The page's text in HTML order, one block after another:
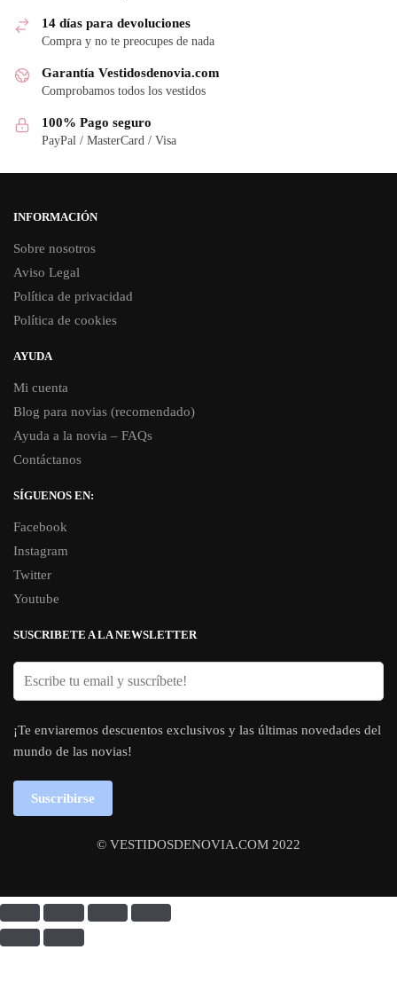
14 días para devoluciones
Compra y no te preocupes de nada
Garantía Vestidosdenovia.com
Comprobamos todos los vestidos
100% Pago seguro
PayPal / MasterCard / Visa
INFORMACIÓN
Sobre nosotros
Aviso Legal
Política de privacidad
Política de cookies
AYUDA
Mi cuenta
Blog para novias (recomendado)
Ayuda a la novia – FAQs
Contáctanos
SÍGUENOS EN:
Facebook
Instagram
Twitter
Youtube
SUSCRIBETE A LA NEWSLETTER
¡Te enviaremos descuentos exclusivos y las últimas novedades del
mundo de las novias!
Suscribirse
© VESTIDOSDENOVIA.COM 2022